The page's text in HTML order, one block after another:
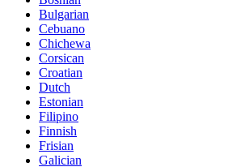
Bulgarian
Cebuano
Chichewa
Corsican
Croatian
Dutch
Estonian
Filipino
Finnish
Frisian
Galician